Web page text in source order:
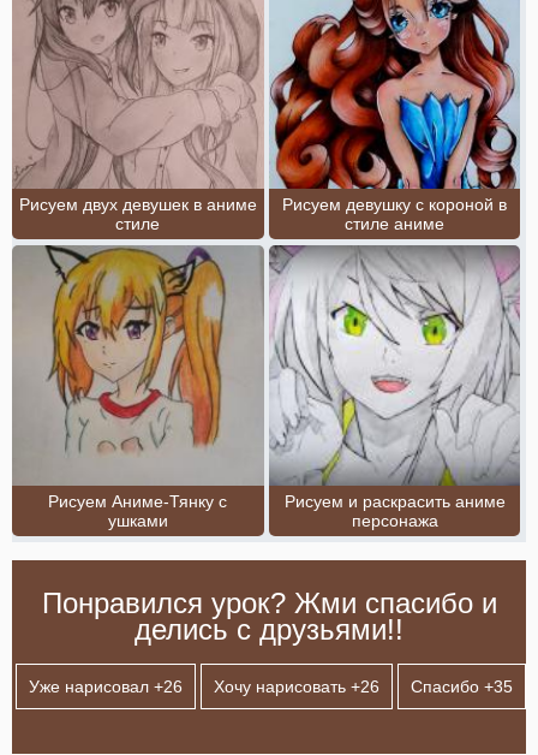
Рисуем двух девушек в аниме
стиле
Рисуем девушку с короной в
стиле аниме
Рисуем Аниме-Тянку с
ушками
Рисуем и раскрасить аниме
персонажа
Понравился урок? Жми спасибо и
делись с друзьями!!
Уже нарисовал +26 Хочу нарисовать +26 Спасибо +35